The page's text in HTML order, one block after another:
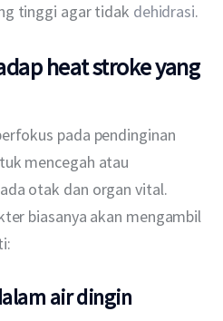
tinggi agar tidak dehidrasi.
heat stroke yang
pada pendinginan
mencegah atau
otak dan organ vital.
biasanya akan mengambil
air dingin